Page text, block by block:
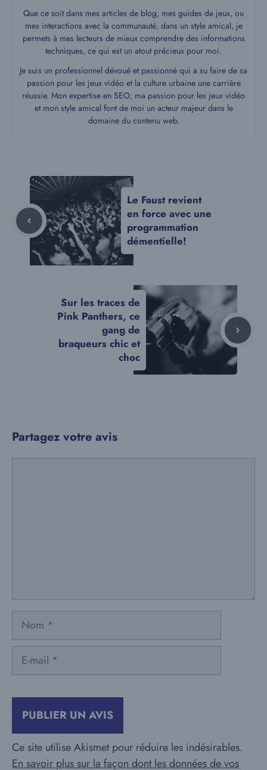
Que ce soit dans mes articles de blog, mes guides de jeux, ou
mes interactions avec la communauté, dans un style amical, je
permets à mes lecteurs de mieux comprendre des informations
techniques, ce qui est un atout précieux pour moi.
Je suis un professionnel dévoué et passionné qui a su faire de sa
passion pour les jeux vidéo et la culture urbaine une carrière
réussie. Mon expertise en SEO, ma passion pour les jeux vidéo
et mon style amical font de moi un acteur majeur dans le
domaine du contenu web.
Le Faust revient
en force avec une
programmation
démentielle!
Sur les traces de
Pink Panthers, ce
gang de
braqueurs chic et
choc
Partagez votre avis
Nom
mail
Ce site utilise Akismet pour réduire les indésirables.
En savoir plus sur la façon dont les données de vos